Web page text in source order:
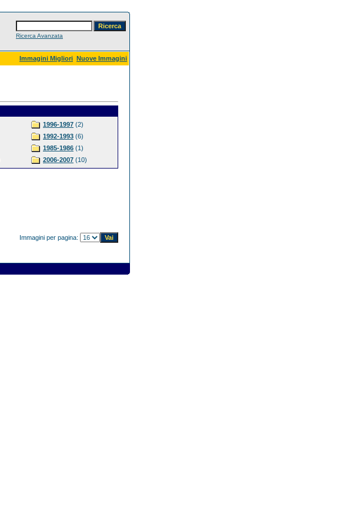
Ricerca Avanzata
Immagini Migliori Nuove Immagini
1996-1997 (2)
1992-1993 (6)
1985-1986 (1)
2006-2007 (10)
Immagini per pagina: